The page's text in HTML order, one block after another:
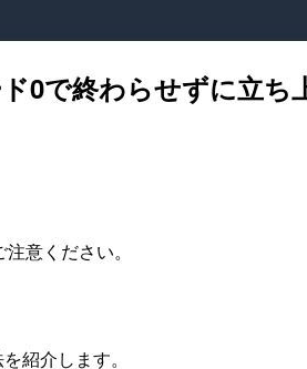
0で終わらせずに立ち
意ください。
紹介します。